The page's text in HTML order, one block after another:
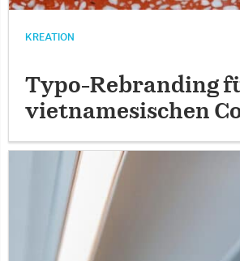
KREATION
Typo-Rebranding
vietnamesischen